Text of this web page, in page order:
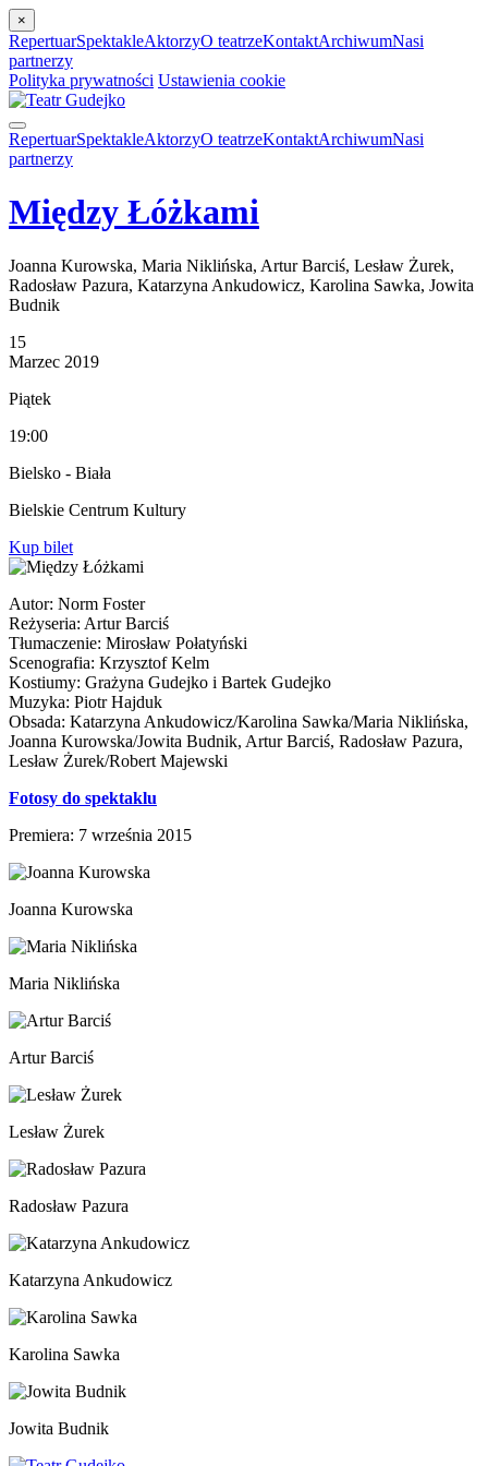
×
RepertuarSpektakleAktorzyO teatrzeKontaktArchiwumNasi
partnerzy
Polityka prywatności Ustawienia cookie
RepertuarSpektakleAktorzyO teatrzeKontaktArchiwumNasi
partnerzy
Między Łóżkami
Joanna Kurowska, Maria Niklińska, Artur Barciś, Lesław Żurek,
Radosław Pazura, Katarzyna Ankudowicz, Karolina Sawka, Jowita
Budnik
15
Marzec 2019
Piątek
19:00
Bielsko - Biała
Bielskie Centrum Kultury
Kup bilet
Autor: Norm Foster
Reżyseria: Artur Barciś
Tłumaczenie: Mirosław Połatyński
Scenografia: Krzysztof Kelm
Kostiumy: Grażyna Gudejko i Bartek Gudejko
Muzyka: Piotr Hajduk
Obsada: Katarzyna Ankudowicz/Karolina Sawka/Maria Niklińska,
Joanna Kurowska/Jowita Budnik, Artur Barciś, Radosław Pazura,
Lesław Żurek/Robert Majewski
Fotosy do spektaklu
Premiera: 7 września 2015
Joanna Kurowska
Maria Niklińska
Artur Barciś
Lesław Żurek
Radosław Pazura
Katarzyna Ankudowicz
Karolina Sawka
Jowita Budnik